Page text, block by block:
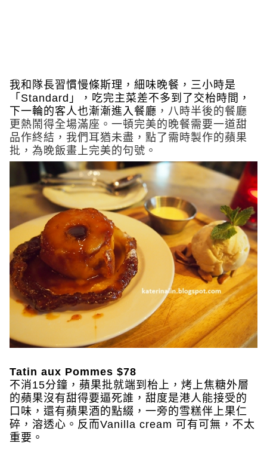
我和隊長習慣慢條斯理，細味晚餐，三小時是
「Standard」，吃完主菜差不多到了交枱時間，
下一輪的客人也漸漸進入餐廳 ，八時半後的餐廳
更熱鬧得全場滿座 。一頓完美的晚餐需要一道甜
品作終結，我們耳猶未盡，點了需時製作的蘋果
批，為晚飯畫上完美的句號。
Tatin aux Pommes $78
不消15分鐘，蘋果批就端到枱上，烤上焦糖外層
的蘋果沒有甜得要逼死誰，甜度是港人能接受的
口味，還有蘋果酒的點綴，一旁的雪糕伴上果仁
碎，溶透心。反而Vanilla cream 可有可無，不太
重要。